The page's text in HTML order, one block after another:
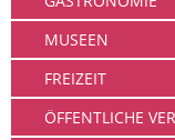
MUSEEN
FREIZEIT
ÖFFENTLICHE